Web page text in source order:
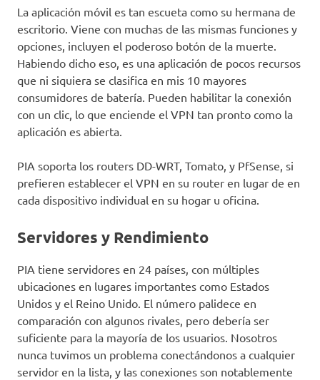
La aplicación móvil es tan escueta como su hermana de
escritorio. Viene con muchas de las mismas funciones y
opciones, incluyen el poderoso botón de la muerte.
Habiendo dicho eso, es una aplicación de pocos recursos
que ni siquiera se clasifica en mis 10 mayores
consumidores de batería. Pueden habilitar la conexión
con un clic, lo que enciende el VPN tan pronto como la
aplicación es abierta.
PIA soporta los routers DD-WRT, Tomato, y PfSense, si
prefieren establecer el VPN en su router en lugar de en
cada dispositivo individual en su hogar u oficina.
Servidores y Rendimiento
PIA tiene servidores en 24 países, con múltiples
ubicaciones en lugares importantes como Estados
Unidos y el Reino Unido. El número palidece en
comparación con algunos rivales, pero debería ser
suficiente para la mayoría de los usuarios. Nosotros
nunca tuvimos un problema conectándonos a cualquier
servidor en la lista, y las conexiones son notablemente